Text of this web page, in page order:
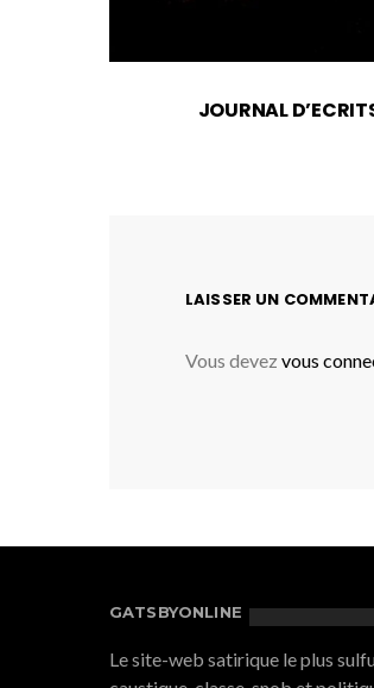
JOURNAL
LAISSER UN
Vous devez vous
GATSBYONLINE
Le site-web satirique le plus